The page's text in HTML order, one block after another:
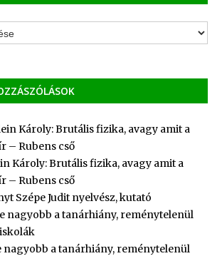
Károly: Brutális fizika, avagy amit a
– Rubens cső
Károly: Brutális fizika, avagy amit a
– Rubens cső
Szépe Judit nyelvész, kutató
nagyobb a tanárhiány, reménytelenül
nagyobb a tanárhiány, reménytelenül